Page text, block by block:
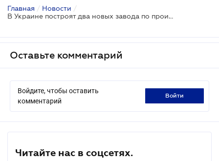
Главная / Новости /
В Украине построят два новых завода по производству муки и круп
Оставьте комментарий
Войдите, чтобы оставить
комментарий
войти
Читайте нас в соцсетях.